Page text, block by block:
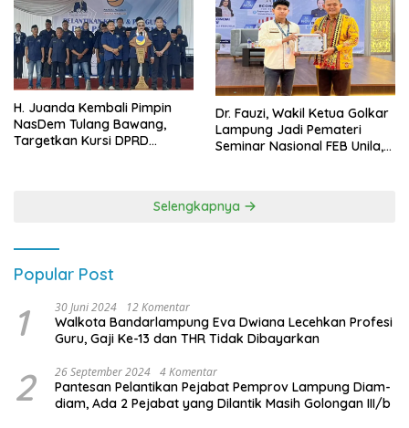
H. Juanda Kembali Pimpin
NasDem Tulang Bawang,
Targetkan Kursi DPRD
Dr. Fauzi, Wakil Ketua Golkar
Lampung Jadi Pemateri
Seminar Nasional FEB Unila,
Selengkapnya
Popular Post
1 30 Juni 2024 12 Komentar
Walkota Bandarlampung Eva Dwiana Lecehkan Profesi
Guru, Gaji Ke-13 dan THR Tidak Dibayarkan
2 26 September 2024 4 Komentar
Pantesan Pelantikan Pejabat Pemprov Lampung Diam-
diam, Ada 2 Pejabat yang Dilantik Masih Golongan III/b